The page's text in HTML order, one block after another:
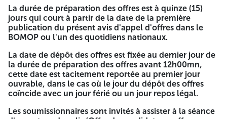
4)Capacités Financière: Avoir un cumulé des chiffres
d'affaires des 03 dernières années dépassant ou égalant
20.000.000,00 DA.
B/ CAS DE SOUMISSION DANS LE CADRE D'UN
GROUPEMENT D'ENTREPRISE :
Pour être éligible, 1- capacités professionnelles : le
Chef de file devra répond aux conditions fixées dans
l'article 04-A de présent cahier des charges et chaque
membre du Groupement solidaire doit avoir un
certificat de qualification et classification
La durée de préparation des offres est à quinze (15)
jours qui court à partir de la date de la première
publication du présent avis d'appel d'offres dans le
BOMOP ou l'un des quotidiens nationaux.
La date de dépôt des offres est fixée au dernier jour de
la durée de préparation des offres avant 12h00mn,
cette date est tacitement reportée au premier jour
ouvrable, dans le cas où le jour du dépôt des offres
coïncide avec un jour férié ou un jour repos légal.
Les soumissionnaires sont invités à assister à la séance